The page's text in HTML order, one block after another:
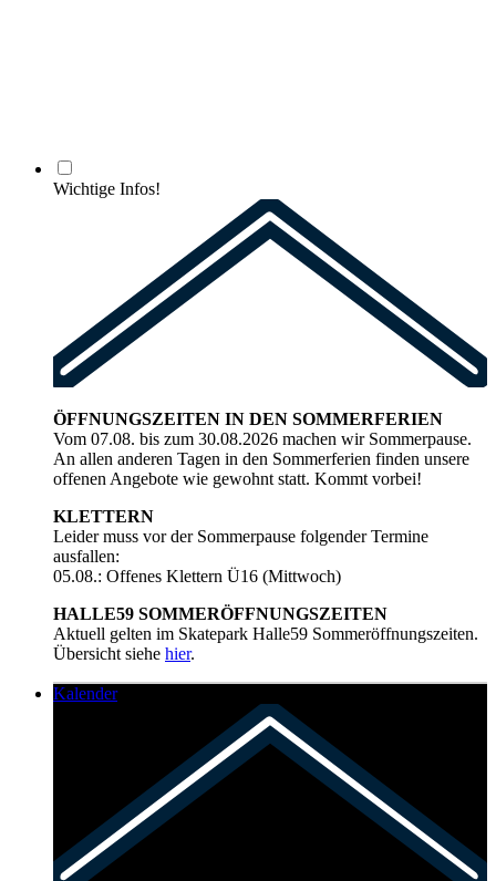
Wichtige Infos!
ÖFFNUNGSZEITEN IN DEN SOMMERFERIEN
Vom 07.08. bis zum 30.08.2026 machen wir Sommerpause.
An allen anderen Tagen in den Sommerferien finden unsere
offenen Angebote wie gewohnt statt. Kommt vorbei!
KLETTERN
Leider muss vor der Sommerpause folgender Termine
ausfallen:
05.08.: Offenes Klettern Ü16 (Mittwoch)
HALLE59 SOMMERÖFFNUNGSZEITEN
Aktuell gelten im Skatepark Halle59 Sommeröffnungszeiten.
Übersicht siehe hier.
Kalender